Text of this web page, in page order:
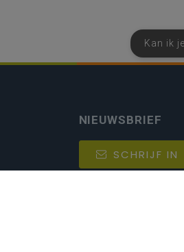
Kan ik
NIEUWSBRIEF
SCHRIJF IN